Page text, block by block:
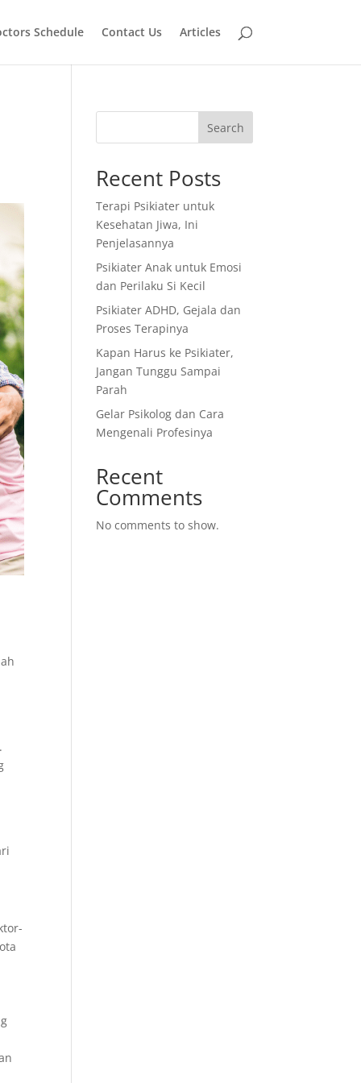
Schedule Contact Us Articles
Search
Recent Posts
Terapi Psikiater untuk
Kesehatan Jiwa, Ini
Penjelasannya
Psikiater Anak untuk Emosi
dan Perilaku Si Kecil
Psikiater ADHD, Gejala dan
Proses Terapinya
Kapan Harus ke Psikiater,
Jangan Tunggu Sampai
Parah
Gelar Psikolog dan Cara
Mengenali Profesinya
Recent
Comments
No comments to show.